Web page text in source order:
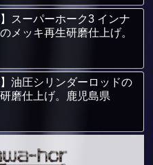
】スーパーホーク3 インナ
メッキ再生研磨仕上げ。
】油圧シリンダーロッドの
磨仕上げ。鹿児島県